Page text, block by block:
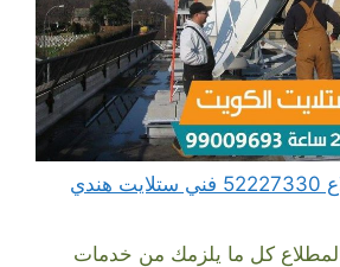
فني ستلايت المطلاع 52227330 فني ستلايت هندي
كل ما يلزمك من خدمات